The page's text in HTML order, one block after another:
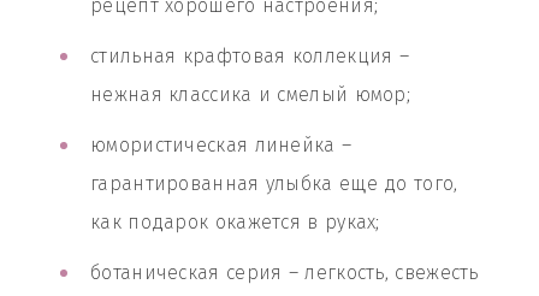
рецепт хорошего настроения;
стильная крафтовая коллекция –
нежная классика и смелый юмор;
юмористическая линейка –
гарантированная улыбка еще до того,
как подарок окажется в руках;
ботаническая серия – легкость, свежесть